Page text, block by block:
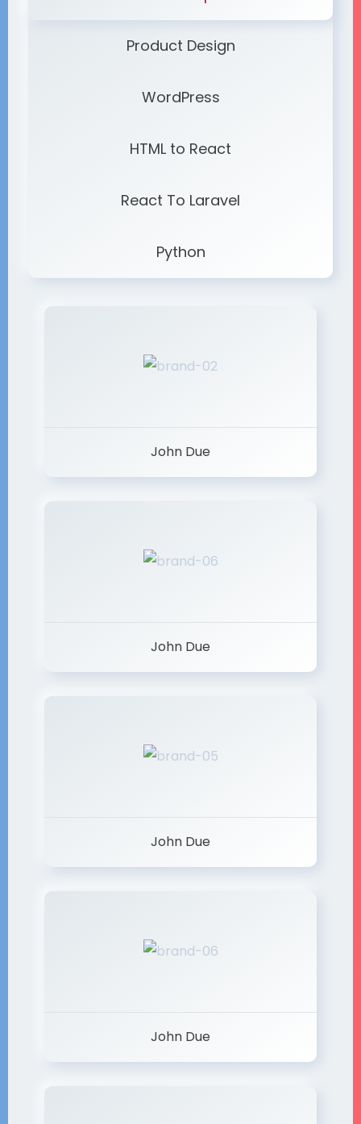
Product Design
WordPress
HTML to React
React To Laravel
Python
John Due
John Due
John Due
John Due